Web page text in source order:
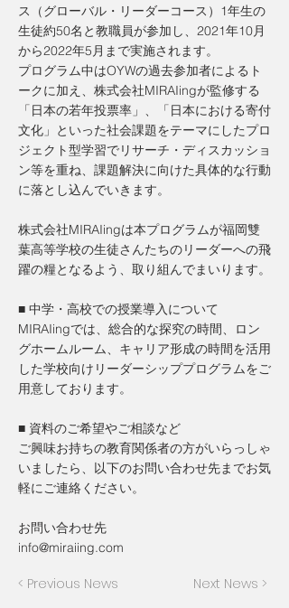
ス（グローバル・リーダーコース）1年生の
生徒約50名と教職員が参加し、2021年10月
から2022年5月まで実施されます。
プログラム中はOYWの過去参加者によるト
ークに加え、株式会社MIRAIingが監修する
「日本の若年投票率」、「日本における寄付
文化」といった社会課題をテーマにしたプロ
ジェクト型学習でリサーチ・ディスカッショ
ン等を重ね、課題解決に向けた具体的な行動
に落とし込んでいきます。
株式会社MIRAIingは本プログラムが福岡雙
葉高等学校の生徒さんたちのリーダーへの飛
躍の糧となるよう、取り組んでまいります。
■ 中学・高校での授業導入について
MIRAIingでは、総合的な探究の時間、ロン
グホームルーム、キャリア形成の時間を活用
した学校向けリーダーシッププログラムをご
用意しております。
■ 資料のご希望やご相談など
ご興味お持ちの教育関係者の方がいらっしゃ
いましたら、以下のお問い合わせ先までお気
軽にご連絡ください。
お問い合わせ先
info@miraiing.com
< Previous News Next News >